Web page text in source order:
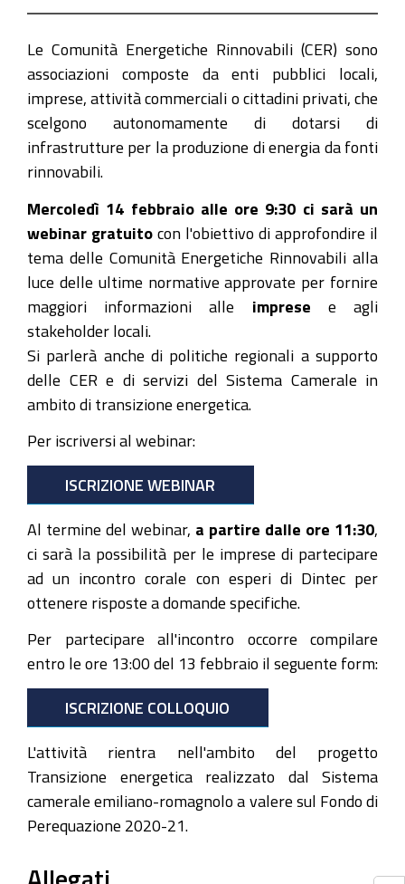
energetiche-
2024
Conosciamo
meglio
Comunità
Energetiche
Rinnovabili
02-
14T09:30:00+01:00
2024-
02-
febbraio
un
webinar
gratuito
e,
seguire,
approfondimento
con
esperti
dedicata
alle
Le Comunità Energetiche Rinnovabili (CER) sono
associazioni composte da enti pubblici locali,
imprese, attività commerciali o cittadini privati, che
scelgono autonomamente di dotarsi di
infrastrutture per la produzione di energia da fonti
rinnovabili.
Mercoledì 14 febbraio alle ore 9:30 ci sarà un
webinar gratuito con l'obiettivo di approfondire il
tema delle Comunità Energetiche Rinnovabili alla
luce delle ultime normative approvate per fornire
maggiori informazioni alle imprese e agli
stakeholder locali.
Si parlerà anche di politiche regionali a supporto
delle CER e di servizi del Sistema Camerale in
ambito di transizione energetica.
Per iscriversi al webinar:
ISCRIZIONE WEBINAR
Al termine del webinar, a partire dalle ore 11:30
ci sarà la possibilità per le imprese di partecipare
ad un incontro corale con esperi di Dintec per
ottenere risposte a domande specifiche.
Per partecipare all'incontro occorre compilare
entro le ore 13:00 del 13 febbraio il seguente form:
ISCRIZIONE COLLOQUIO
L'attività rientra nell'ambito del progetto
Transizione energetica realizzato dal Sistema
camerale emiliano-romagnolo a valere sul Fondo di
Perequazione 2020-21.
Allegati